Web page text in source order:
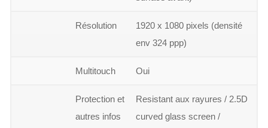
Résolution
1920 x 1080 pixels (densité
env 324 ppp)
Multitouch Oui
Protection et
autres infos
Resistant aux rayures / 2.5D
curved glass screen /